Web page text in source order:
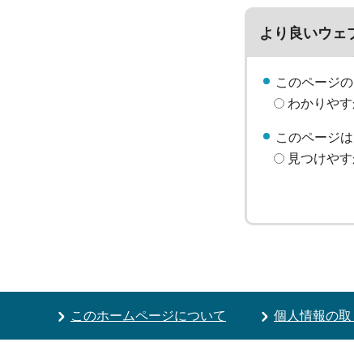
より良いウェ
このページ
わかりや
このページ
見つけや
このホームページについて 個人情報の